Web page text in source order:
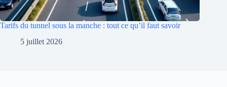
Tarifs du tunnel sous la manche : tout ce qu’il faut savoir
5 juillet 2026